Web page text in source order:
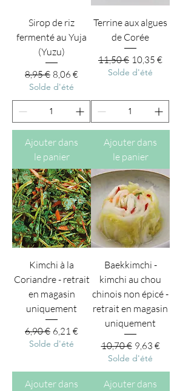
Sirop de riz
fermenté au Yuja
(Yuzu)
Prix original
8,95 € Prix promotionnel
8,06 €
Solde d'été
Ajouter dans
le panier
Terrine aux algues
de Corée
Prix original
11,50 € Prix
10,35 €
Solde d'été
Ajouter dans
le panier
Kimchi à la
Coriandre - retrait
en magasin
uniquement
Prix original
6,90 € Prix promotionnel
6,21 €
Solde d'été
Ajouter dans
Baekkimchi -
kimchi au chou
chinois non épicé -
retrait en magasin
uniquement
Prix original
10,70 € Prix
9,63 €
Solde d'été
Ajouter dans